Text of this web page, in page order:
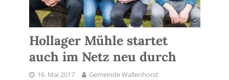
Hollager Mühle startet
auch im Netz neu durch
16. Mai 2017
Gemeinde Wallenhorst